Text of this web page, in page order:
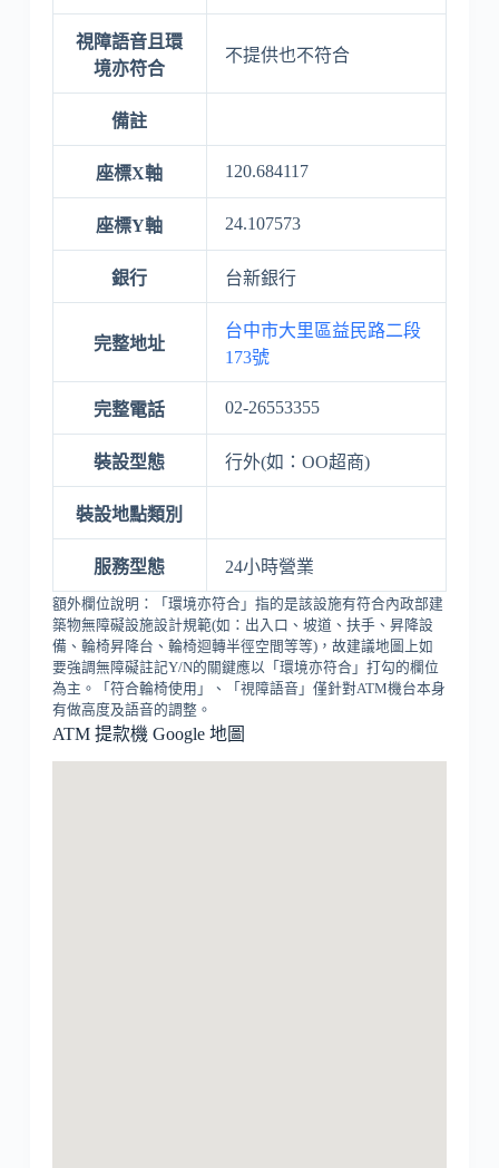
視障語音且環
境亦符合
不提供也不符合
備註
座標X軸 120.684117
座標Y軸 24.107573
銀行 台新銀行
完整地址
台中市大里區益民路二段
173號
完整電話 02-26553355
裝設型態 行外(如：OO超商)
裝設地點類別
服務型態 24小時營業
額外欄位說明：「環境亦符合」指的是該設施有符合內政部建
築物無障礙設施設計規範(如：出入口、坡道、扶手、昇降設
備、輪椅昇降台、輪椅迴轉半徑空間等等)，故建議地圖上如
要強調無障礙註記Y/N的關鍵應以「環境亦符合」打勾的欄位
為主。「符合輪椅使用」、「視障語音」僅針對ATM機台本身
有做高度及語音的調整。
ATM 提款機 Google 地圖